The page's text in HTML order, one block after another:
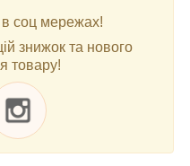
в соц мережах!
знижок та нового
товару!